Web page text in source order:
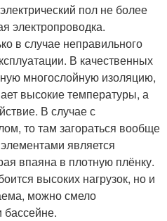
пол не более
электропроводка.
в случае неправильного
В качественных
многослойную изоляцию,
высокие температуры, а
В случае с
то там загораться вообще
является
впаяна в плотную плёнку.
высоких нагрузок, но и
можно смело
бассейне.